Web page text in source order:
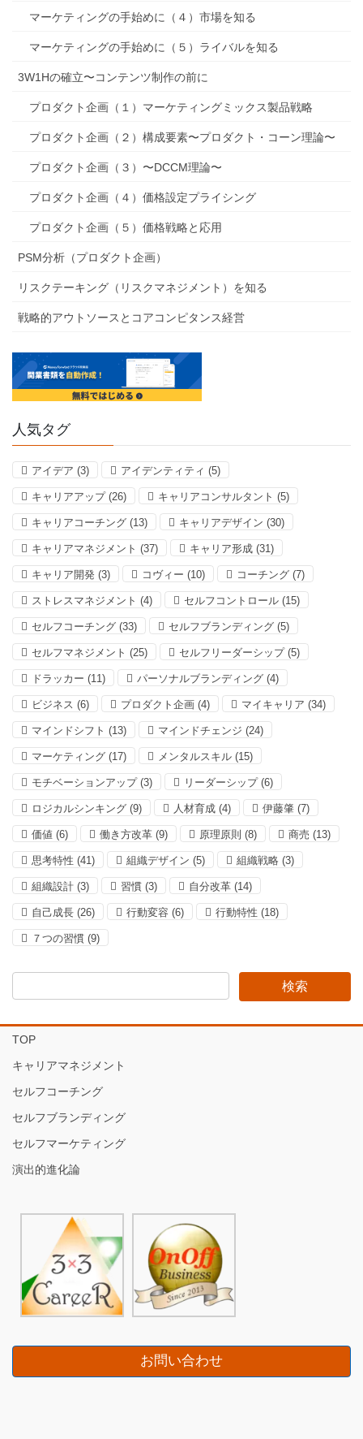
マーケティングの手始めに（４）市場を知る
マーケティングの手始めに（５）ライバルを知る
3W1Hの確立〜コンテンツ制作の前に
プロダクト企画（１）マーケティングミックス製品戦略
プロダクト企画（２）構成要素〜プロダクト・コーン理論〜
プロダクト企画（３）〜DCCM理論〜
プロダクト企画（４）価格設定プライシング
プロダクト企画（５）価格戦略と応用
PSM分析（プロダクト企画）
リスクテーキング（リスクマネジメント）を知る
戦略的アウトソースとコアコンピタンス経営
人気タグ
アイデア (3) アイデンティティ (5)
キャリアアップ(26) キャリアコンサルタント (5)
キャリアコーチング (13) キャリアデザイン (30)
キャリアマネジメント (37) キャリア形成 (31)
キャリア開発 (3) コヴィー (10) コーチング (7)
ストレスマネジメント (4) セルフコントロール (15)
セルフコーチング (33) セルフブランディング (5)
セルフマネジメント (25) セルフリーダーシップ(5)
ドラッカー (11) パーソナルブランディング (4)
ビジネス (6) プロダクト企画 (4) マイキャリア (34)
マインドシフト (13) マインドチェンジ (24)
マーケティング (17) メンタルスキル (15)
モチベーションアップ(3) リーダーシップ(6)
ロジカルシンキング (9) 人材育成 (4) 伊藤肇 (7)
価値 (6) 働き方改革 (9) 原理原則 (8) 商売 (13)
思考特性 (41) 組織デザイン (5) 組織戦略 (3)
組織設計 (3) 習慣 (3) 自分改革 (14)
自己成長 (26) 行動変容 (6) 行動特性 (18)
７つの習慣 (9)
TOP
キャリアマネジメント
セルフコーチング
セルフブランディング
セルフマーケティング
演出的進化論
お問い合わせ